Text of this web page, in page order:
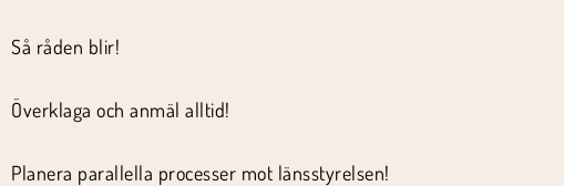
Så råden blir!
Överklaga och anmäl alltid!
Planera parallella processer mot länsstyrelsen!